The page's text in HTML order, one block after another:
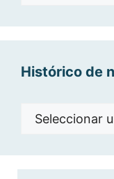
Histórico de
Histórico